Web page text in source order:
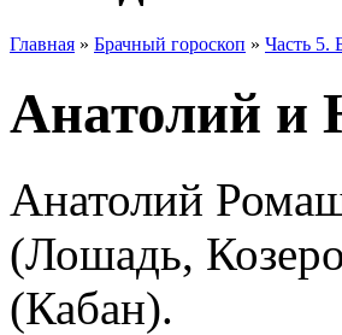
Главная » Брачный гороскоп » Часть 5.
Анатолий
Анатолий
(Лошадь,
(Кабан).